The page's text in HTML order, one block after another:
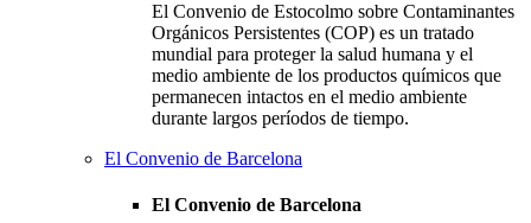
El Convenio de Estocolmo sobre Contaminantes
Orgánicos Persistentes (COP) es un tratado
mundial para proteger la salud humana y el
medio ambiente de los productos químicos que
permanecen intactos en el medio ambiente
durante largos períodos de tiempo.
El Convenio de Barcelona
El Convenio de Barcelona